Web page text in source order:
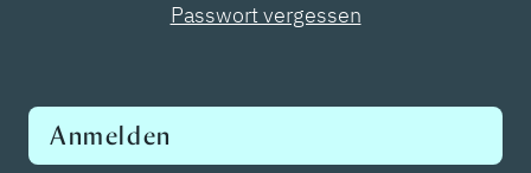
Passwort vergessen
Anmelden